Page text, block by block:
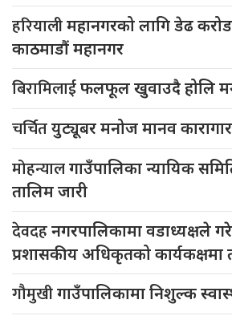
हरियालीमहानगरको लागि डेढ
काठमाडौं महानगर
बिरामिलाईफलफूल खुवाउदै होलि
चर्चितयुट्यूबर मनोज मानव
मोहन्यालगाउँपालिका न्यायिक
तालिम जारी
देवदहनगरपालिकामा वडाध्यक्षले
प्रशासकीय अधिकृतको कार्यकक्षमा
गौमुखीगाउँपालिकामा निशुल्क